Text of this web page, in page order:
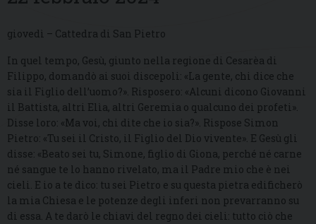
giovedì – Cattedra di San Pietro
In quel tempo, Gesù, giunto nella regione di Cesarèa di
Filippo, domandò ai suoi discepoli: «La gente, chi dice che
sia il Figlio dell’uomo?». Risposero: «Alcuni dicono Giovanni
il Battista, altri Elìa, altri Geremia o qualcuno dei profeti».
Disse loro: «Ma voi, chi dite che io sia?». Rispose Simon
Pietro: «Tu sei il Cristo, il Figlio del Dio vivente». E Gesù gli
disse: «Beato sei tu, Simone, figlio di Giona, perché né carne
né sangue te lo hanno rivelato, ma il Padre mio che è nei
cieli. E io a te dico: tu sei Pietro e su questa pietra edificherò
la mia Chiesa e le potenze degli inferi non prevarranno su
di essa. A te darò le chiavi del regno dei cieli: tutto ciò che